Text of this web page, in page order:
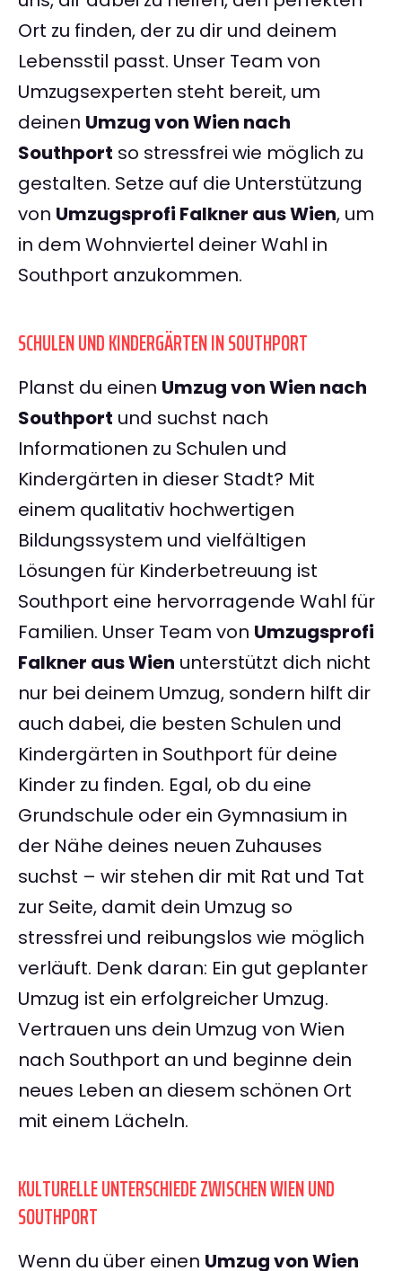
Ort zu finden, der zu dir und deinem
Lebensstil passt. Unser Team von
Umzugsexperten steht bereit, um
deinen Umzug von Wien nach
Southport so stressfrei wie möglich zu
gestalten. Setze auf die Unterstützung
von Umzugsprofi Falkner aus Wien, um
in dem Wohnviertel deiner Wahl in
Southport anzukommen.
SCHULEN UND KINDERGÄRTEN IN SOUTHPORT
Planst du einen Umzug von Wien nach
Southport und suchst nach
Informationen zu Schulen und
Kindergärten in dieser Stadt? Mit
einem qualitativ hochwertigen
Bildungssystem und vielfältigen
Lösungen für Kinderbetreuung ist
Southport eine hervorragende Wahl für
Familien. Unser Team von Umzugsprofi
Falkner aus Wien unterstützt dich nicht
nur bei deinem Umzug, sondern hilft dir
auch dabei, die besten Schulen und
Kindergärten in Southport für deine
Kinder zu finden. Egal, ob du eine
Grundschule oder ein Gymnasium in
der Nähe deines neuen Zuhauses
suchst – wir stehen dir mit Rat und Tat
zur Seite, damit dein Umzug so
stressfrei und reibungslos wie möglich
verläuft. Denk daran: Ein gut geplanter
Umzug ist ein erfolgreicher Umzug.
Vertrauen uns dein Umzug von Wien
nach Southport an und beginne dein
neues Leben an diesem schönen Ort
mit einem Lächeln.
KULTURELLE UNTERSCHIEDE ZWISCHEN WIEN UND
SOUTHPORT
Wenn du über einen Umzug von Wien